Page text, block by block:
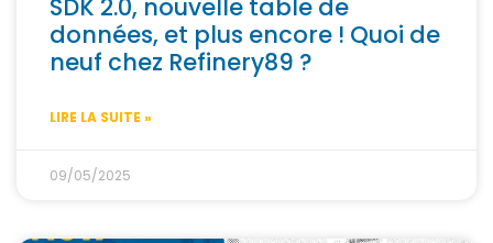
SDK 2.0, nouvelle table de
données, et plus encore ! Quoi de
neuf chez Refinery89 ?
LIRE LA SUITE »
09/05/2025